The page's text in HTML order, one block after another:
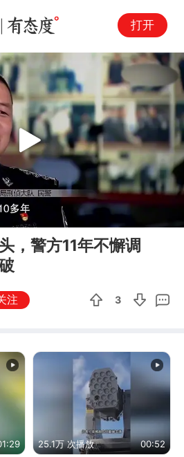
打开
16:22
Play
，警方11年不懈调
注 3
25.1万 次播放 00:52